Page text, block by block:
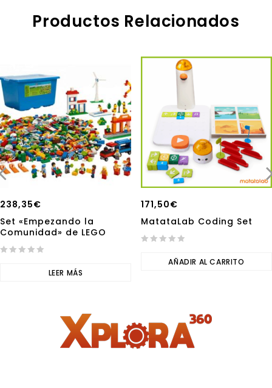
Productos Relacionados
238,35€
Set «Empezando la
Comunidad» de LEGO
LEER MÁS
171,50€
MatataLab Coding Set
AÑADIR AL CARRITO